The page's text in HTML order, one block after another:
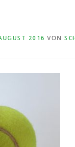
2016 VON